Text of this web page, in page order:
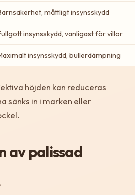
måttligt insynsskydd
insynsskydd, vanligast för villor
insynsskydd, bullerdämpning
höjden kan reduceras
sänks in i marken eller
av palissad